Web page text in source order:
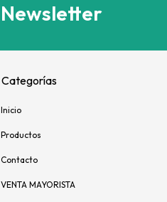
Newsletter
Categorías
Inicio
Productos
Contacto
VENTA MAYORISTA